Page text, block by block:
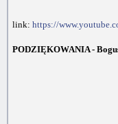
link: https://
PODZIĘKOWANIA -